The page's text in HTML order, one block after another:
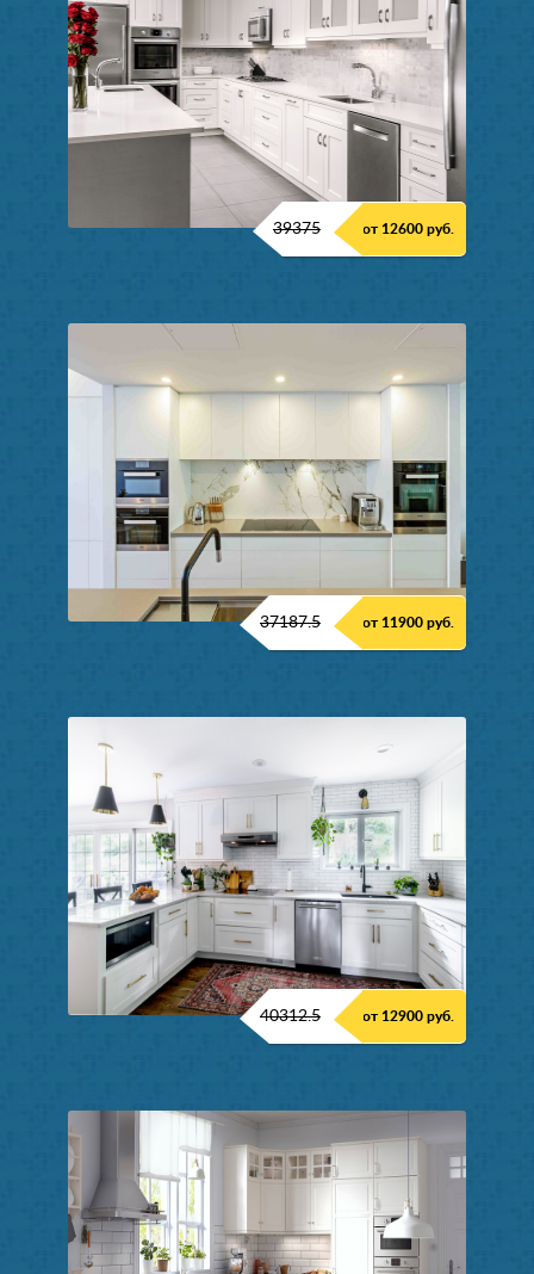
39375 от 12600 руб.
37187.5 от 11900 руб.
40312.5 от 12900 руб.